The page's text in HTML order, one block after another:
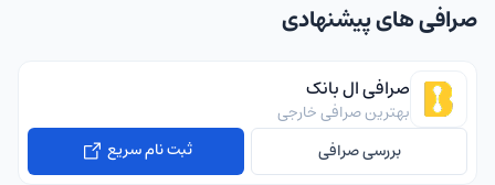
صرافی های پیشنهادی
صرافی ال بانک
بهترین صرافی خارجی
بررسی صرافی
ثبت نام سریع